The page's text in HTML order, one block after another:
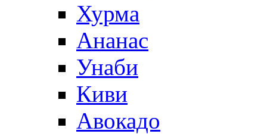
Хурма
Ананас
Унаби
Киви
Авокадо